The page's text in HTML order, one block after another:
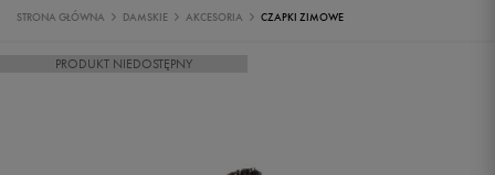
STRONA GŁÓWNA DAMSKIE AKCESORIA CZAPKI ZIMOWE
PRODUKT NIEDOSTĘPNY